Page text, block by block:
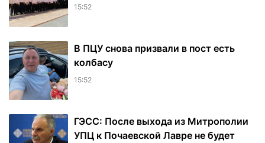
15:52
В ПЦУ снова призвали в пост есть
колбасу
15:52
ГЭСС: После выхода из Митрополии
УПЦ к Почаевской Лавре не будет